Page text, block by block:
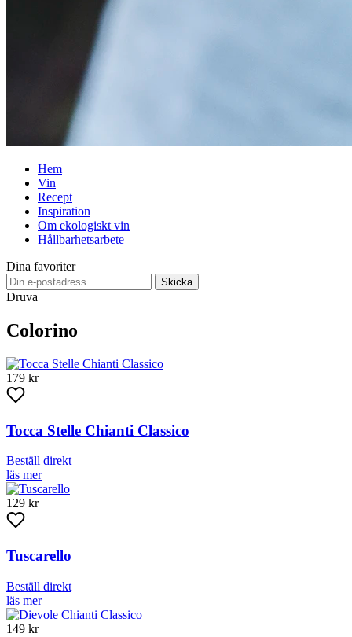
Hem
Vin
Recept
Inspiration
Om ekologiskt vin
Hållbarhetsarbete
Dina favoriter
Skicka
Druva
Colorino
179 kr
Tocca Stelle Chianti Classico
Beställ direkt
läs mer
129 kr
Tuscarello
Beställ direkt
läs mer
149 kr